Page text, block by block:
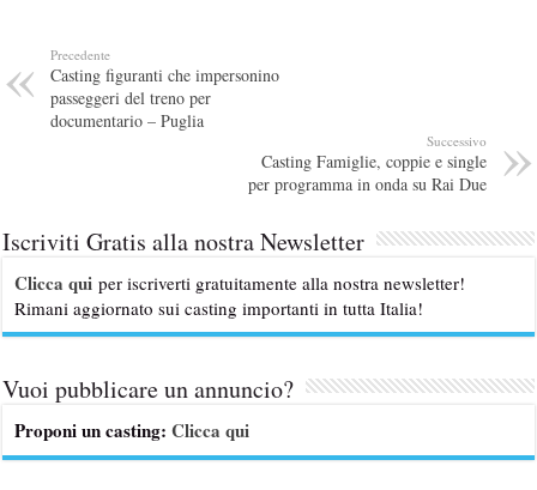
Precedente
Casting figuranti che impersonino
passeggeri del treno per
documentario – Puglia
Successivo
Casting Famiglie, coppie e single
per programma in onda su Rai Due
Iscriviti Gratis alla nostra Newsletter
Clicca qui per iscriverti gratuitamente alla nostra newsletter!
Rimani aggiornato sui casting importanti in tutta Italia!
Vuoi pubblicare un annuncio?
Proponi un casting:Clicca qui